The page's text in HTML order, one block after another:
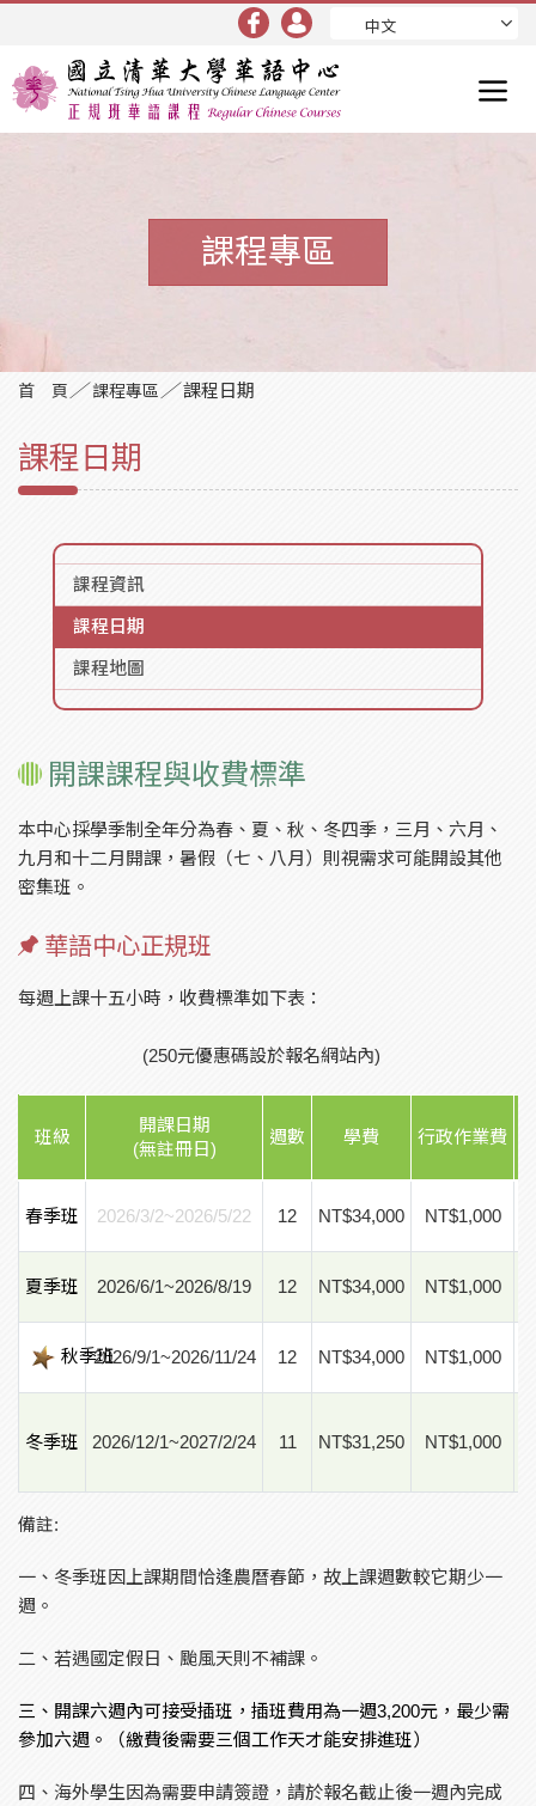
中文
課程專區
首 頁 ／ 課程專區 ／ 課程日期
課程日期
課程資訊
課程日期
課程地圖
開課課程與收費標準
本中心採學季制全年分為春、夏、秋、冬四季，三月、六月、
九月和十二月開課，暑假（七、八月）則視需求可能開設其他
密集班。
華語中心正規班
每週上課十五小時，收費標準如下表：
(250元優惠碼設於報名網站內)
班級
開課日期
(無註冊日)
週數 學費 行政作業費
春季班 2026/3/2~2026/5/22 12 NT$34,000 NT$1,000
夏季班 2026/6/1~2026/8/19 12 NT$34,000 NT$1,000
秋季班2026/9/1~2026/11/24 12 NT$34,000 NT$1,000
冬季班 2026/12/1~2027/2/24 11 NT$31,250 NT$1,000
備註:
一、冬季班因上課期間恰逢農曆春節，故上課週數較它期少一
週。
二、若遇國定假日、颱風天則不補課。
三、開課六週內可接受插班，插班費用為一週3,200元，最少需
參加六週。（繳費後需要三個工作天才能安排進班）
四、海外學生因為需要申請簽證，請於報名截止後一週內完成